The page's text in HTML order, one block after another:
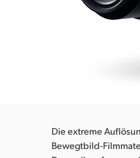
Die extreme
Bewegtbild-